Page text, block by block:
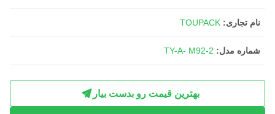
نام تجاری: TOUPACK
شماره مدل: TY-A- M92-2
بهترین قیمت رو بدست بیار